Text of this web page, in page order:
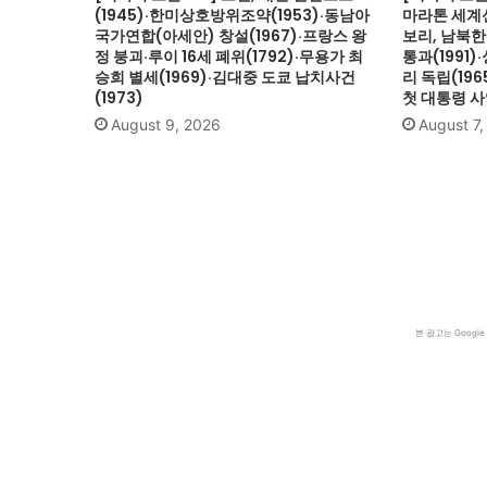
(1945)·한미상호방위조약(1953)·동남아
국가연합(아세안) 창설(1967)·프랑스 왕
정 붕괴·루이 16세 폐위(1792)·무용가 최
승희 별세(1969)·김대중 도쿄 납치사건
(1973)
August 9, 2026
마라톤 세
보리, 남북
통과
리 독립
첫 대통령
August
본 광고는 Google